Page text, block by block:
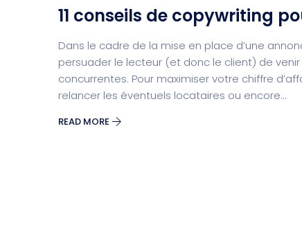
11 conseils de copywriting
Dans le cadre de la mise en place d’une
persuader le lecteur (et donc le client) de
concurrentes. Pour maximiser votre chiffre
relancer les éventuels locataires ou encore...
READ MORE